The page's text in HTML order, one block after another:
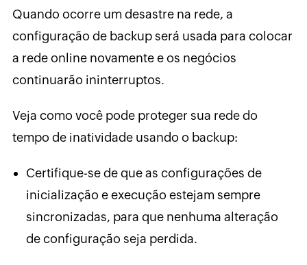
Quando ocorre um desastre na rede, a
configuração de backup será usada para colocar
a rede online novamente e os negócios
continuarão ininterruptos.
Veja como você pode proteger sua rede do
tempo de inatividade usando o backup:
Certifique-se de que as configurações de
inicialização e execução estejam sempre
sincronizadas, para que nenhuma alteração
de configuração seja perdida.